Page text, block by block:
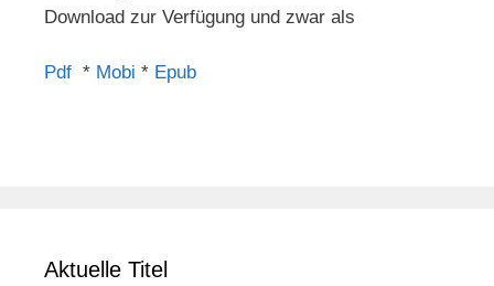
Download zur Verfügung und zwar als
Pdf * Mobi * Epub
Aktuelle Titel